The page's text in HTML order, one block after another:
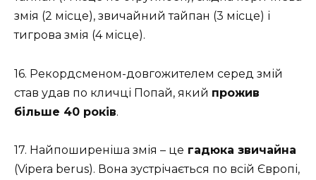
змія (2 місце), звичайний тайпан (3 місце) і
тигрова змія (4 місце).
16. Рекордсменом-довгожителем серед змій
став удав по кличці Попай, який прожив
більше 40 років.
17. Найпоширеніша змія – це гадюка звичайна
(Vipera berus). Вона зустрічається по всій Європі,